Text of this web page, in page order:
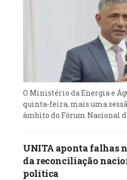
quais seis mulheres,
número de procuradores
municípios do Cuango,
Chitato, Cambulo,
Segundo o procurador
nove magistrados do
as equipas do Tribunal de
Chitato, que até a
apenas com um
dos processos.
O Ministério da Energia e
quinta-feira, mais uma
âmbito do Fórum Nacional
UNITA aponta falhas
da reconciliação
política